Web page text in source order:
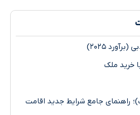
جامع شرایط جدید اقامت